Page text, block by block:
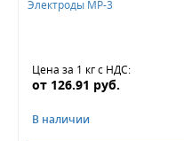
Электроды МР-3
Цена за 1 кгс НДС:
от 126.91 руб.
В наличии